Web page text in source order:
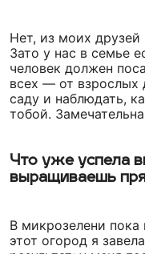
Нет, из моих
Зато у нас в семье
человек должен
всех — от взрослых
саду и наблюдать,
тобой.
Что уже успела
выращиваешь
В микрозелени
этот огород я